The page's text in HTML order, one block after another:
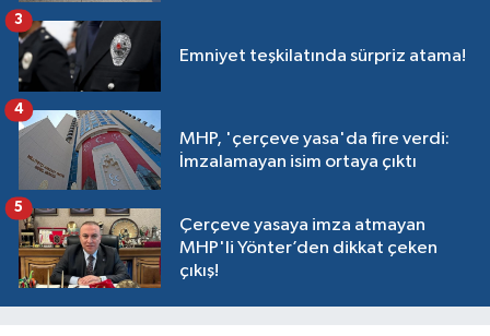
Emniyet teşkilatında sürpriz atama!
3
MHP, 'çerçeve yasa'da fire verdi:
İmzalamayan isim ortaya çıktı
4
Çerçeve yasaya imza atmayan
MHP'li Yönter’den dikkat çeken
çıkış!
5